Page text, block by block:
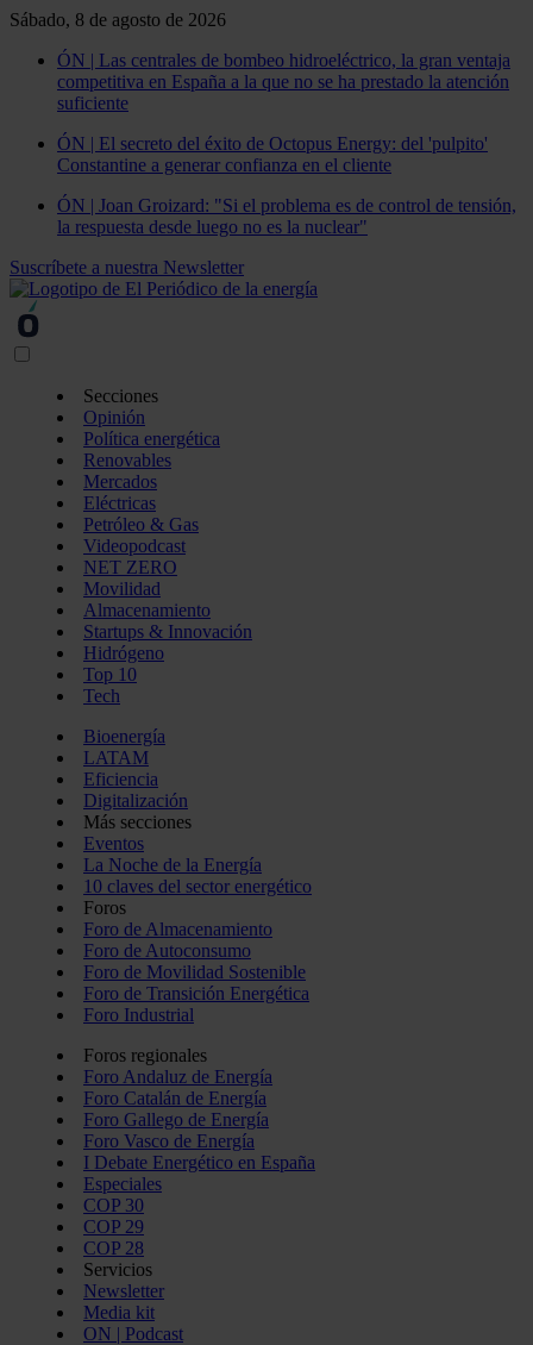
Sábado, 8 de agosto de 2026
ÓN | Las centrales de bombeo hidroeléctrico, la gran ventaja
competitiva en España a la que no se ha prestado la atención
suficiente
ÓN | El secreto del éxito de Octopus Energy: del 'pulpito'
Constantine a generar confianza en el cliente
ÓN | Joan Groizard: "Si el problema es de control de tensión,
la respuesta desde luego no es la nuclear"
Suscríbete a nuestra Newsletter
Secciones
Opinión
Política energética
Renovables
Mercados
Eléctricas
Petróleo & Gas
Videopodcast
NET ZERO
Movilidad
Almacenamiento
Startups & Innovación
Hidrógeno
Top 10
Tech
Bioenergía
LATAM
Eficiencia
Digitalización
Más secciones
Eventos
La Noche de la Energía
10 claves del sector energético
Foros
Foro de Almacenamiento
Foro de Autoconsumo
Foro de Movilidad Sostenible
Foro de Transición Energética
Foro Industrial
Foros regionales
Foro Andaluz de Energía
Foro Catalán de Energía
Foro Gallego de Energía
Foro Vasco de Energía
I Debate Energético en España
Especiales
COP 30
COP 29
COP 28
Servicios
Newsletter
Media kit
ON | Podcast